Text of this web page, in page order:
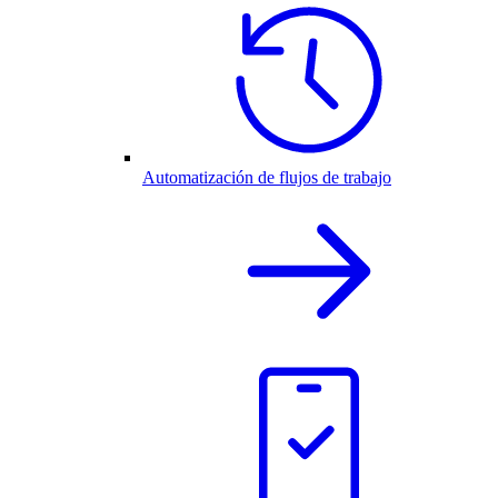
Automatización de flujos de trabajo